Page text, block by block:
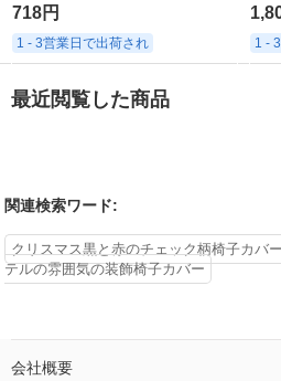
718円
1 - 3営業日で出荷され 1 -
最近閲覧した商品
関連検索ワード:
クリスマス黒と赤のチェック柄椅子カバ
テルの雰囲気の装飾椅子カバー
会社概要